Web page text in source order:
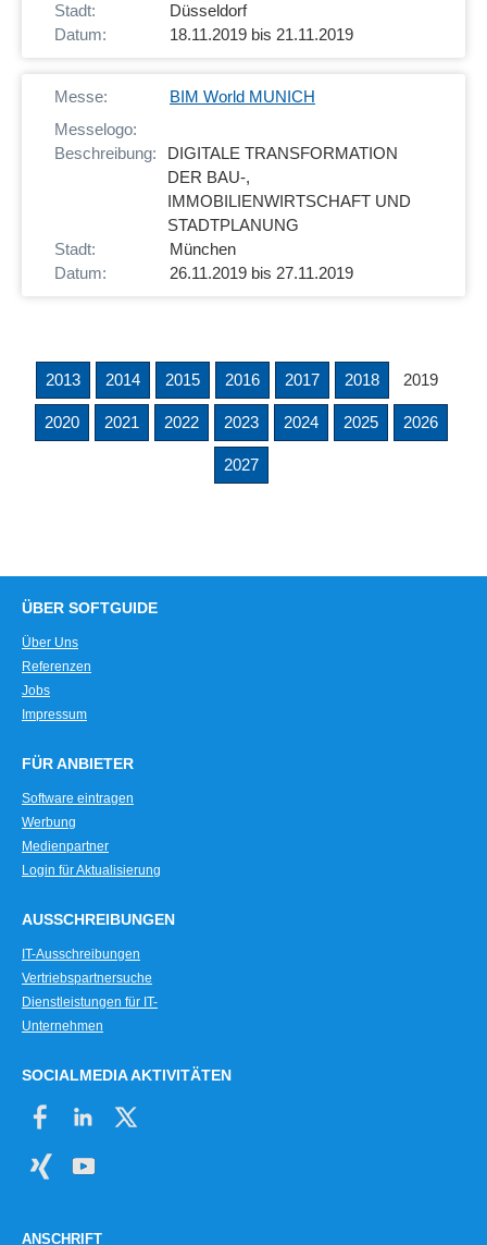
Düsseldorf
18.11.2019 bis 21.11.2019
BIM World MUNICH
DIGITALE TRANSFORMATION
DER BAU-,
IMMOBILIENWIRTSCHAFT UND
STADTPLANUNG
München
26.11.2019 bis 27.11.2019
2013 2014 2015 2016 2017 2018 2019
2020 2021 2022 2023 2024 2025 2026
2027
ÜBER SOFTGUIDE
Über Uns
Referenzen
Jobs
Impressum
FÜR ANBIETER
Software eintragen
Werbung
Medienpartner
Login für Aktualisierung
AUSSCHREIBUNGEN
IT-Ausschreibungen
Vertriebspartnersuche
Dienstleistungen für IT-
Unternehmen
SOCIALMEDIA AKTIVITÄTEN
ANSCHRIFT